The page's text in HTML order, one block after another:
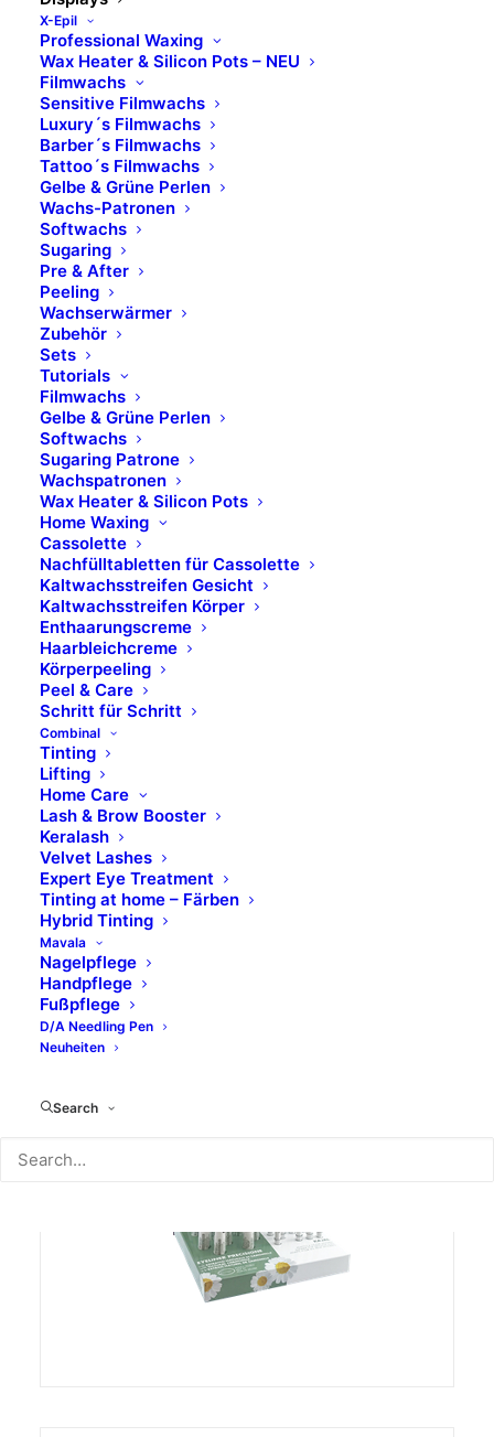
X-Epil
Professional Waxing
Wax Heater & Silicon Pots – NEU
Filmwachs
Sensitive Filmwachs
Luxury´s Filmwachs
Barber´s Filmwachs
Tattoo´s Filmwachs
Gelbe & Grüne Perlen
Wachs-Patronen
Softwachs
Sugaring
Pre & After
Peeling
Wachserwärmer
Zubehör
Sets
Tutorials
Filmwachs
Gelbe & Grüne Perlen
Softwachs
Sugaring Patrone
Wachspatronen
Wax Heater & Silicon Pots
Home Waxing
Cassolette
Nachfülltabletten für Cassolette
Kaltwachsstreifen Gesicht
Kaltwachsstreifen Körper
Enthaarungscreme
Haarbleichcreme
Körperpeeling
Peel & Care
Schritt für Schritt
Combinal
Tinting
Lifting
Home Care
Lash & Brow Booster
Keralash
Velvet Lashes
Expert Eye Treatment
Tinting at home – Färben
Hybrid Tinting
Mavala
Nagelpflege
Handpflege
Fußpflege
D/A Needling Pen
Neuheiten
Search